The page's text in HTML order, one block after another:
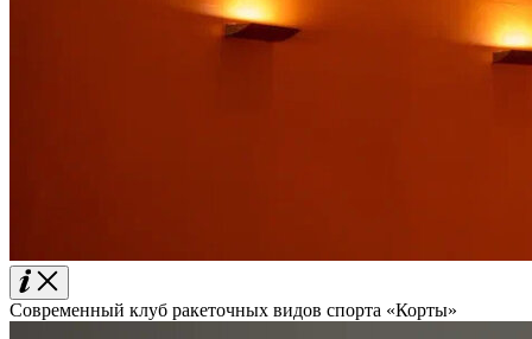
Современный клуб ракеточных видов спорта «Корты»